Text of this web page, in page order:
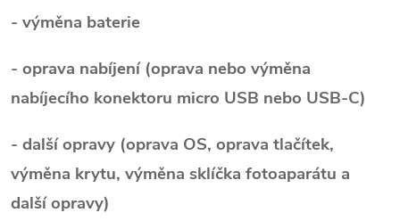
- výměna baterie
- oprava nabíjení (oprava nebo výměna
nabíjecího konektoru micro USB nebo USB-C)
- další opravy (oprava OS, oprava tlačítek,
výměna krytu, výměna sklíčka fotoaparátu a
další opravy)